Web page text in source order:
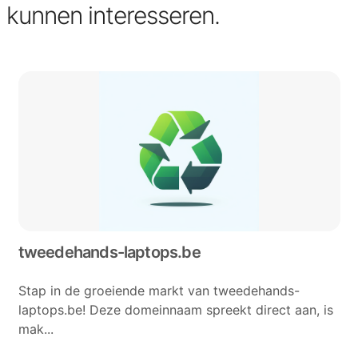
kunnen interesseren.
tweedehands-laptops.be
Stap in de groeiende markt van tweedehands-
laptops.be! Deze domeinnaam spreekt direct aan, is
mak...